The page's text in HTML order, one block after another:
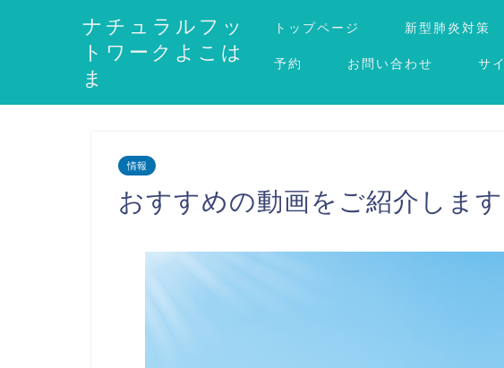
ナチュラルフッ
トワークよこは
ま
トップページ 新型肺炎対策
予約 お問い合わせ サ
情報
おすすめの動画をご紹介します